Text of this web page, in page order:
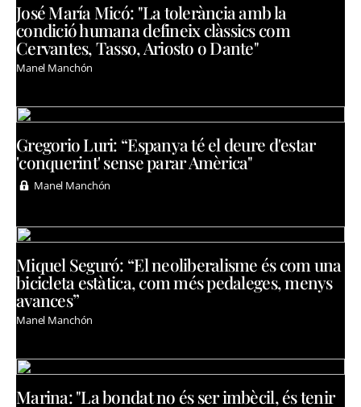
José María Micó: "La tolerància amb la
condició humana defineix clàssics com
Cervantes, Tasso, Ariosto o Dante"
Manel Manchón
Gregorio Luri: “Espanya té el deure d'estar
'conquerint' sense parar Amèrica"
Manel Manchón
Miquel Seguró: “El neoliberalisme és com una
bicicleta estàtica, com més pedaleges, menys
avances”
Manel Manchón
Marina: "La bondat no és ser imbècil, és tenir